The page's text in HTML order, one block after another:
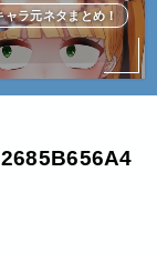
ャラ元ネタまとめ！